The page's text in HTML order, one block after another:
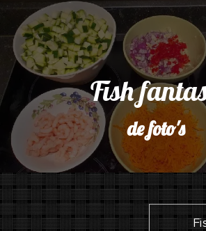
Fish
de foto's